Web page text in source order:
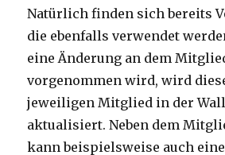
Natürlich finden sich bereits
die ebenfalls verwendet
eine Änderung an dem
vorgenommen wird, wird
jeweiligen Mitglied in der
aktualisiert. Neben dem
kann beispielsweise auch